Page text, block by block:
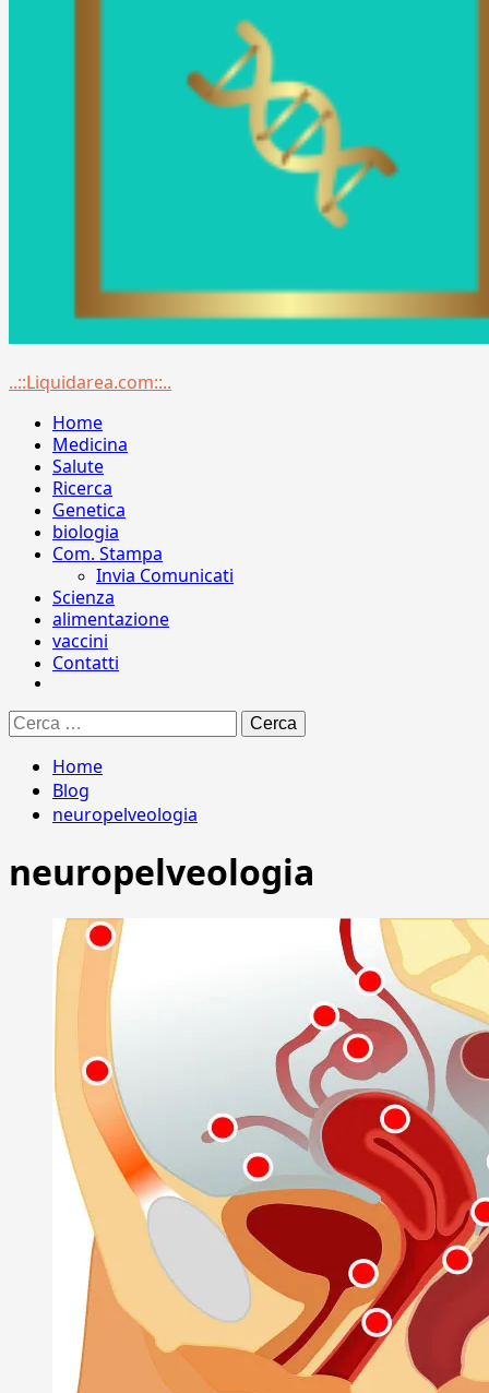
Menu
..::Liquidarea.com::..
Home
Medicina
Salute
Ricerca
Genetica
biologia
Com. Stampa
Invia Comunicati
Scienza
alimentazione
vaccini
Contatti
Ricerca
per:
Home
Blog
neuropelveologia
neuropelveologia